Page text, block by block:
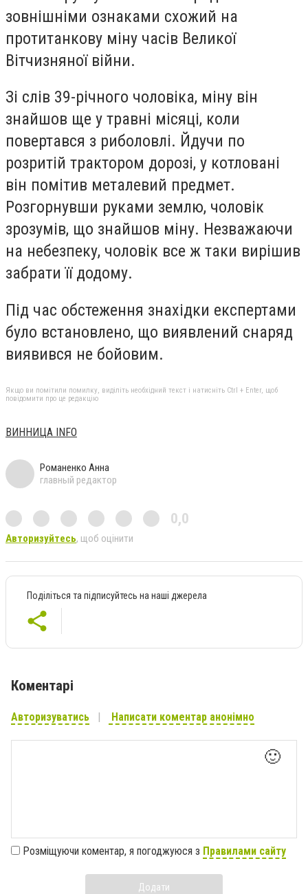
зовнішніми ознаками схожий на
протитанкову міну часів Великої
Вітчизняної війни.
Зі слів 39-річного чоловіка, міну він
знайшов ще у травні місяці, коли
повертався з риболовлі. Йдучи по
розритій трактором дорозі, у котловані
він помітив металевий предмет.
Розгорнувши руками землю, чоловік
зрозумів, що знайшов міну. Незважаючи
на небезпеку, чоловік все ж таки вирішив
забрати її додому.
Під час обстеження знахідки експертами
було встановлено, що виявлений снаряд
виявився не бойовим.
Якщо ви помітили помилку, виділіть необхідний текст і натисніть Ctrl + Enter, щоб
повідомити про це редакцію
ВИННИЦА INFO
Романенко Анна
главный редактор
0,0
Авторизуйтесь, щоб оцінити
Поділіться та підписуйтесь на наші джерела
Коментарі
Авторизуватись Написати коментар анонімно
🙂
Розміщуючи коментар, я погоджуюся з Правилами сайту
Додати